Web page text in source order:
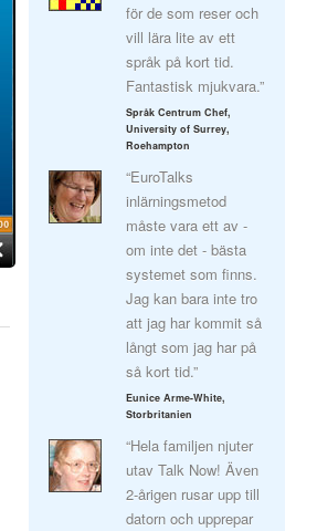
för de som reser och
vill lära lite av ett
språk på kort tid.
Fantastisk mjukvara.”
Språk Centrum Chef,
University of Surrey,
Roehampton
“EuroTalks
inlärningsmetod
måste vara ett av -
om inte det - bästa
systemet som finns.
Jag kan bara inte tro
att jag har kommit så
långt som jag har på
så kort tid.”
Eunice Arme-White,
Storbritanien
“Hela familjen njuter
utav Talk Now! Även
2-årigen rusar upp till
datorn och upprepar